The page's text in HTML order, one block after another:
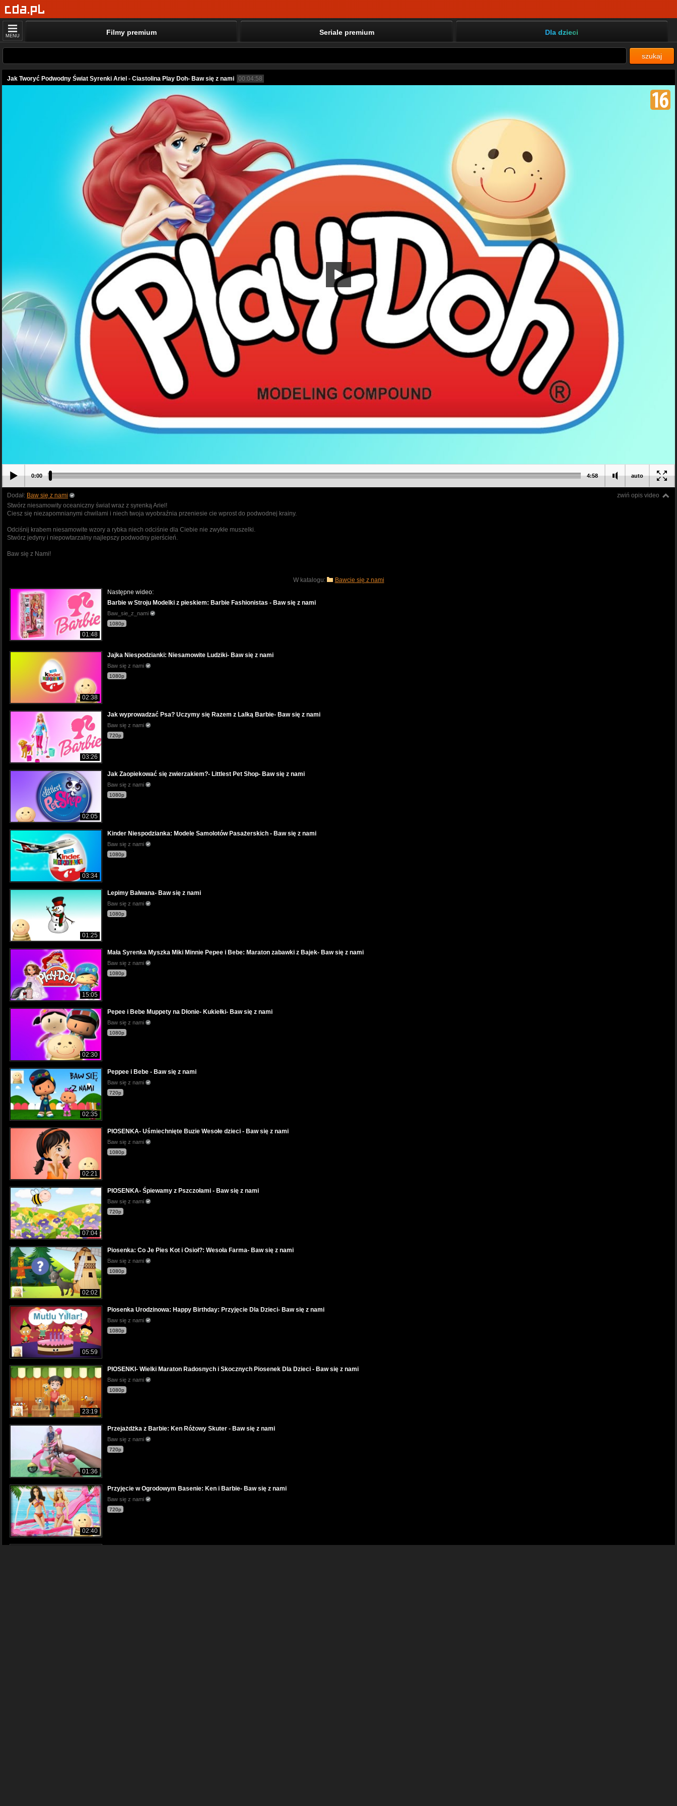
MENU Filmy premium Seriale premium Dla dzieci
szukaj
Jak Tworyć Podwodny Świat Syrenki Ariel - Ciastolina Play Doh- Baw się z nami 00:04:58
auto
0:00 4:58
zwiń opis video
Dodał: Baw się z nami
Stwórz niesamowity oceaniczny świat wraz z syrenką Ariel!
Ciesz się niezapomnianymi chwilami i niech twoja wyobraźnia przeniesie cie wprost do podwodnej krainy.
Odciśnij krabem niesamowite wzory a rybka niech odciśnie dla Ciebie nie zwykłe muszelki.
Stwórz jedyny i niepowtarzalny najlepszy podwodny pierścień.
Baw się z Nami!
W katalogu: Bawcie się z nami
01:48
Następne wideo:
Barbie w Stroju Modelki z pieskiem: Barbie Fashionistas - Baw się z nami
Baw_sie_z_nami
1080p
02:38
Jajka Niespodzianki: Niesamowite Ludziki- Baw się z nami
Baw się z nami
1080p
03:26
Jak wyprowadzać Psa? Uczymy się Razem z Lalką Barbie- Baw się z nami
Baw się z nami
720p
02:05
Jak Zaopiekować się zwierzakiem?- Littlest Pet Shop- Baw się z nami
Baw się z nami
1080p
03:34
Kinder Niespodzianka: Modele Samolotów Pasażerskich - Baw się z nami
Baw się z nami
1080p
01:25
Lepimy Bałwana- Baw się z nami
Baw się z nami
1080p
15:05
Mała Syrenka Myszka Miki Minnie Pepee i Bebe: Maraton zabawki z Bajek- Baw się z nami
Baw się z nami
1080p
02:30
Pepee i Bebe Muppety na Dłonie- Kukiełki- Baw się z nami
Baw się z nami
1080p
02:35
Peppee i Bebe - Baw się z nami
Baw się z nami
720p
02:21
PIOSENKA- Uśmiechnięte Buzie Wesołe dzieci - Baw się z nami
Baw się z nami
1080p
07:04
PIOSENKA- Śpiewamy z Pszczołami - Baw się z nami
Baw się z nami
720p
02:02
Piosenka: Co Je Pies Kot i Osioł?: Wesoła Farma- Baw się z nami
Baw się z nami
1080p
05:59
Piosenka Urodzinowa: Happy Birthday: Przyjęcie Dla Dzieci- Baw się z nami
Baw się z nami
1080p
23:19
PIOSENKI- Wielki Maraton Radosnych i Skocznych Piosenek Dla Dzieci - Baw się z nami
Baw się z nami
1080p
01:36
Przejażdżka z Barbie: Ken Różowy Skuter - Baw się z nami
Baw się z nami
720p
02:40
Przyjęcie w Ogrodowym Basenie: Ken i Barbie- Baw się z nami
Baw się z nami
720p